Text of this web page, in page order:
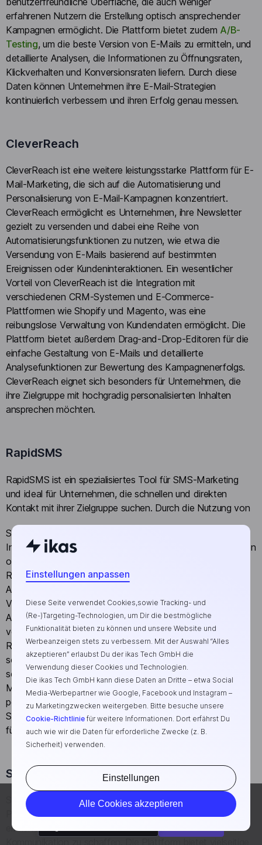
Einstellungen anpassen
Diese Seite verwendet Cookies,sowie Tracking- und
(Re-)Targeting-Technologien, um Dir die bestmögliche
Funktionalität bieten zu können und unsere Website und
Werbeanzeigen stets zu verbessern. Mit der Auswahl “Alles
akzeptieren” erlaubst Du der ikas Tech GmbH die
Verwendung dieser Cookies und Technologien.
Die ikas Tech GmbH kann diese Daten an Dritte – etwa Social
Media-Werbepartner wie Google, Facebook und Instagram –
zu Marketingzwecken weitergeben. Bitte besuche unsere
Cookie-Richtlinie für weitere Informationen. Dort erfährst Du
auch wie wir die Daten für erforderliche Zwecke (z. B.
Sicherheit) verwenden.
Einstellungen
Alle Cookies akzeptieren
angepasste Inhalte anzusehen.
erfahrenen Nutzern die Erstellung optisch ansprechender
Kampagnen ermöglicht. Die Plattform bietet zudem A/B-
Testing, um die beste Version von E-Mails zu ermitteln, und
detaillierte Analysen, die Informationen zu Öffnungsraten,
Klickverhalten und Konversionsraten liefern. Durch diese
Daten können Unternehmen ihre E-Mail-Strategien
kontinuierlich verbessern und ihren Erfolg genau messen.
CleverReach
CleverReach ist eine weitere leistungsstarke Plattform für E-
Mail-Marketing, die sich auf die Automatisierung und
Personalisierung von E-Mail-Kampagnen konzentriert.
CleverReach ermöglicht es Unternehmen, ihre Newsletter
gezielt zu versenden und dabei eine Reihe von
Automatisierungsfunktionen zu nutzen, wie etwa die
Versendung von E-Mails basierend auf bestimmten
Ereignissen oder Kundeninteraktionen. Ein wesentlicher
Vorteil von CleverReach ist die Integration mit
verschiedenen CRM-Systemen und E-Commerce-
Plattformen wie Shopify und Magento, was eine
reibungslose Verwaltung von Kundendaten ermöglicht. Die
Plattform bietet außerdem Drag-and-Drop-Editoren für die
einfache Gestaltung von E-Mails und detaillierte
Analysefunktionen zur Bewertung des Kampagnenerfolgs.
CleverReach eignet sich besonders für Unternehmen, die
ihre Zielgruppe mit hochgradig personalisierten Inhalten
ansprechen möchten.
RapidSMS
RapidSMS ist ein spezialisiertes Tool für SMS-Marketing
und ideal für Unternehmen, die schnellen und direkten
Kontakt mit ihrer Zielgruppe suchen. Durch die Nutzung von
SMS-Nachrichten können Unternehmen zeitkritische
Informationen wie besondere Aktionen, Termin-Erinnerungen
oder exklusive Angebote direkt an ihre Kunden übermitteln.
RapidSMS bietet Funktionen zur Erstellung, Planung und
Automatisierung von SMS-Kampagnen, was eine effiziente
Verwaltung von Massennachrichten ermöglicht. Dank
Analysen in Echtzeit kann man die Erfolgsraten genau
verfolgen und das Verhalten der Kunden besser verstehen.
RapidSMS ist besonders nützlich für Unternehmen, die
sofortige Reaktionen von Kunden benötigen, da SMS eine
sehr hohe Öffnungsrate aufweist und oft innerhalb von
Minuten gelesen wird. Die Plattform unterstützt zudem
personalisierte Nachrichten und bietet Möglichkeiten zur
Segmentierung der Empfängerliste, um gezielte Kampagnen
für spezifische Zielgruppen zu erstellen.
SimpleTexting
SimpleTexting ist eine umfassende SMS-Marketing-
Plattform, die Unternehmen hilft, ihre Kunden über SMS zu
erreichen und so eine persönliche und direkte